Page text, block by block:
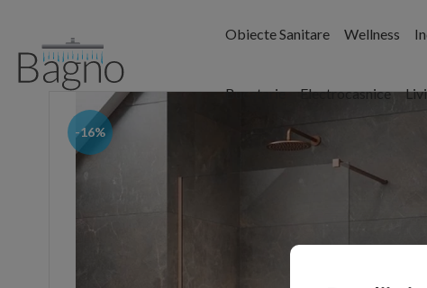
Obiecte Sanitare Wellness
Bucatarie Electrocasnice
-16%